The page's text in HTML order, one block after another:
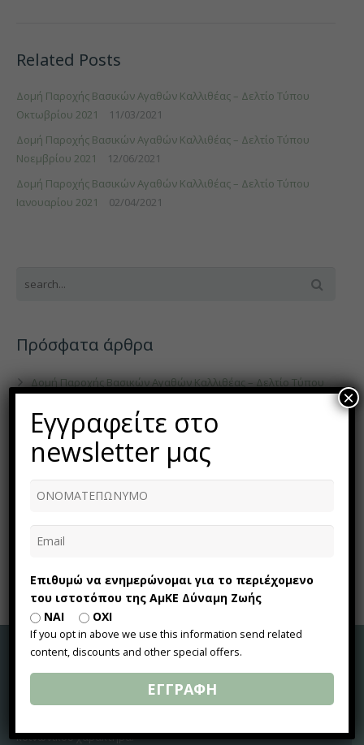
Δύναμη Ζωής – Δομή Παροχής Βασικών Αγαθών του
Δήμου Καλλιθεας
Δήμου Σπάτων – Αρτέμιδας
ESTIA 2021
Related Posts
Δομή Παροχής Βασικών Αγαθών Καλλιθέας – Δελτίο Τύπου
Οκτωβρίου 2021
11/03/2021
Δομή Παροχής Βασικών Αγαθών Καλλιθέας – Δελτίο Τύπου
Νοεμβρίου 2021
12/06/2021
Δομή Παροχής Βασικών Αγαθών Καλλιθέας – Δελτίο Τύπου
Ιανουαρίου 2021
02/04/2021
Πρόσφατα άρθρα
Δομή Παροχής Βασικών Αγαθών Καλλιθέας – Δελτίο Τύπου
Δεκεμβρίου 2017
Δομή Παροχής Βασικών Αγαθών Καλλιθέας – Δελτίο Τύπου
Νοεμβρίου 2017
Δομή Παροχής Βασικών Αγαθών Καλλιθέας – Δελτίο Τύπου
Οκτωβρίου 2017
Σεπτεμβρίου 2017
Σχετικά με εμάς
Η «Δύναμη Ζωής» ιδρύθηκε το 2013 με στόχο την προώθηση
κοινωνικού χαρακτήρα.
Εγγραφείτε στο
newsletter μας
Επιθυμώ να ενημερώνομαι για το περιέχομενο
του ιστοτόπου της ΑμΚΕ Δύναμη Ζωής
ΝΑΙ
ΟΧΙ
If you opt in above we use this information send related
content, discounts and other special offers.
ΕΓΓΡΑΦΗ
×